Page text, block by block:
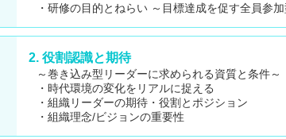
・研修の目的とねらい ～目標達成を促す全員参
2. 役割認識と期待
～巻き込み型リーダーに求められる資質と条件～
・時代環境の変化をリアルに捉える
・組織リーダーの期待・役割とポジション
・組織理念/ビジョンの重要性